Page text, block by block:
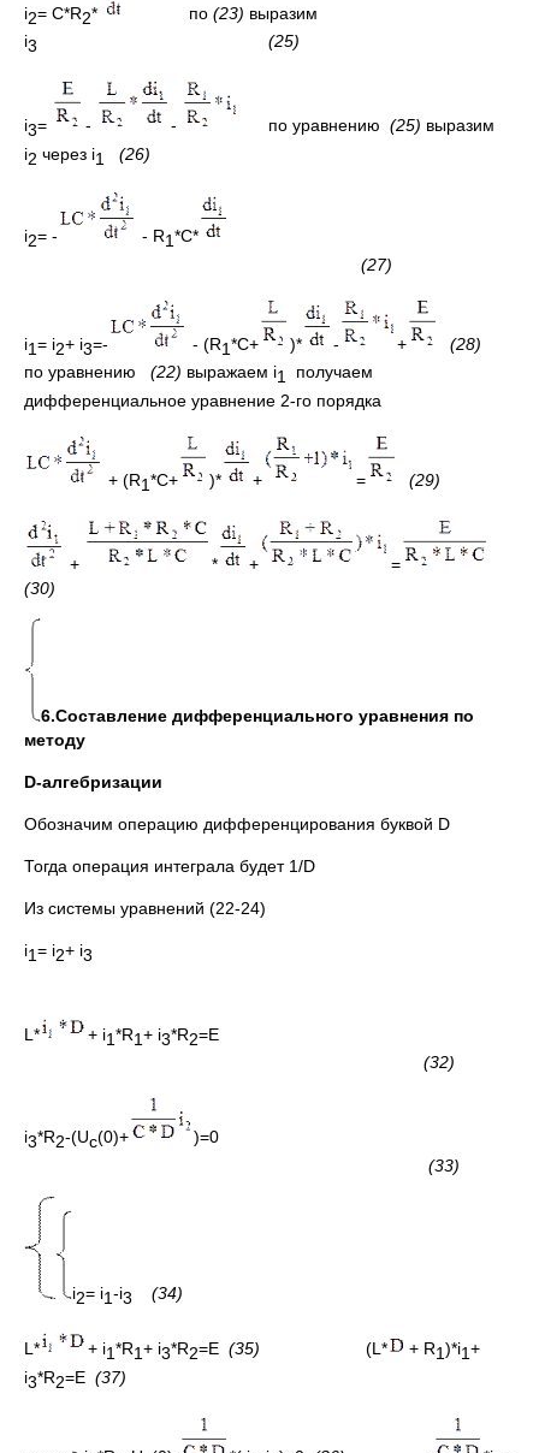
i2= C*R2* по (23) выразим
i3 (25)
i3= - - по уравнению (25) выразим
i2 через i1 (26)
i2= - - R1*C*
(27)
i1= i2+ i3=- - (R1*C+ )* - +
(28)
по уравнению (22) выражаем i1
получаем
дифференциальное уравнение 2-го порядка
+ (R1*C+ )* + = (29)
+ * +
=
(30)
6.Составление дифференциального уравнения по
методу
D-алгебризации
Обозначим операцию дифференцирования буквой D
Тогда операция интеграла будет 1/D
Из системы уравнений (22-24)
i1= i2+ i3
L* + i1*R1+ i3*R2=E
(32)
i3*R2-(Uc(0)+
)=0
(33)
i2= i1-i3 (34)
L* + i1*R1+ i3*R2=E (35) (L* + R1)*i1+
i3*R2=E (37)